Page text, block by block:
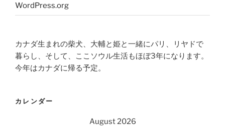
WordPress.org
カナダ生まれの柴犬、大輔と姫と一緒にパリ、リヤドで
暮らし、そして、ここソウル生活もほぼ3年になります。
今年はカナダに帰る予定。
カレンダー
August 2026